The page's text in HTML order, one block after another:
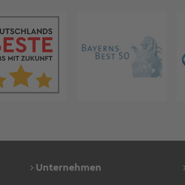
Unternehmen